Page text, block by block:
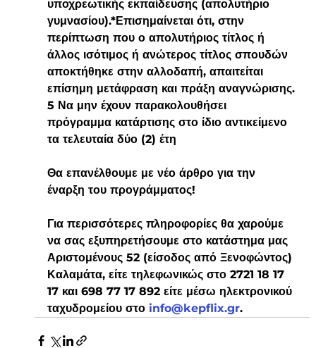
υποχρεωτικής εκπαίδευσης (απολυτήριο
γυμνασίου).*Επισημαίνεται ότι, στην
περίπτωση που ο απολυτήριος τίτλος ή
άλλος ισότιμος ή ανώτερος τίτλος σπουδών
αποκτήθηκε στην αλλοδαπή, απαιτείται
επίσημη μετάφραση και πράξη αναγνώρισης.
5 Να μην έχουν παρακολουθήσει
πρόγραμμα κατάρτισης στο ίδιο αντικείμενο
τα τελευταία δύο (2) έτη
Θα επανέλθουμε με νέο άρθρο για την
έναρξη του προγράμματος!
Για περισσότερες πληροφορίες θα χαρούμε
να σας εξυπηρετήσουμε στο κατάστημα μας
Αριστομένους 52 (είσοδος από Ξενοφώντος)
Καλαμάτα, είτε τηλεφωνικώς στο 2721 18 17
17 και 698 77 17 892 είτε μέσω ηλεκτρονικού
ταχυδρομείου στο info@kepflix.gr.